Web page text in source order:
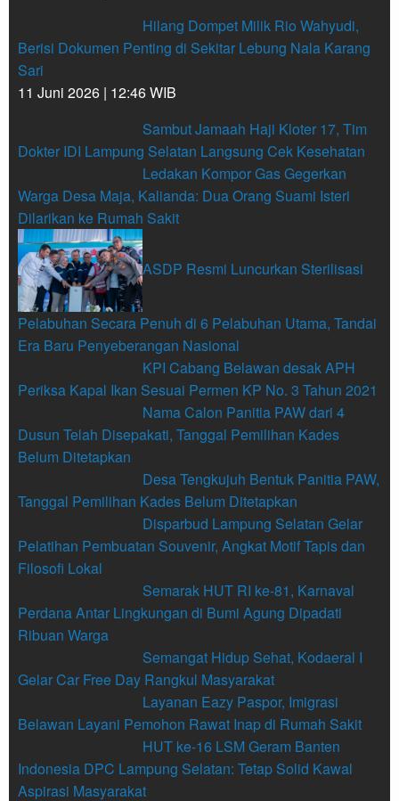
Hilang Dompet Milik Rio Wahyudi,
Berisi Dokumen Penting di Sekitar Lebung Nala Karang
Sari
11 Juni 2026 | 12:46 WIB
Sambut Jamaah Haji Kloter 17, Tim
Dokter IDI Lampung Selatan Langsung Cek Kesehatan
Ledakan Kompor Gas Gegerkan
Warga Desa Maja, Kalianda: Dua Orang Suami Isteri
Dilarikan ke Rumah Sakit
ASDP Resmi Luncurkan Sterilisasi
Pelabuhan Secara Penuh di 6 Pelabuhan Utama, Tandai
Era Baru Penyeberangan Nasional
KPI Cabang Belawan desak APH
Periksa Kapal Ikan Sesuai Permen KP No. 3 Tahun 2021
Nama Calon Panitia PAW dari 4
Dusun Telah Disepakati, Tanggal Pemilihan Kades
Belum Ditetapkan
Desa Tengkujuh Bentuk Panitia PAW,
Tanggal Pemilihan Kades Belum Ditetapkan
Disparbud Lampung Selatan Gelar
Pelatihan Pembuatan Souvenir, Angkat Motif Tapis dan
Filosofi Lokal
Semarak HUT RI ke-81, Karnaval
Perdana Antar Lingkungan di Bumi Agung Dipadati
Ribuan Warga
Semangat Hidup Sehat, Kodaeral I
Gelar Car Free Day Rangkul Masyarakat
Layanan Eazy Paspor, Imigrasi
Belawan Layani Pemohon Rawat Inap di Rumah Sakit
HUT ke-16 LSM Geram Banten
Indonesia DPC Lampung Selatan: Tetap Solid Kawal
Aspirasi Masyarakat